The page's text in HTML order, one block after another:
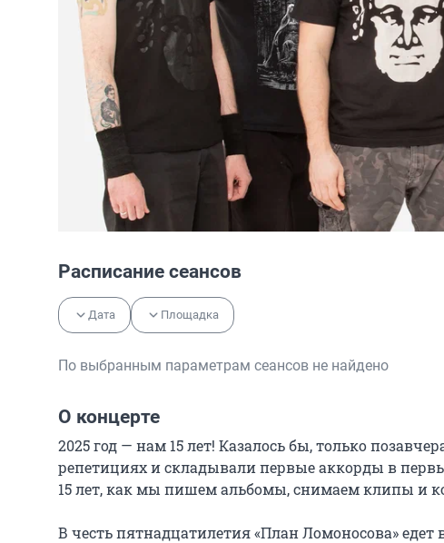
Расписание сеансов
Дата Площадка
По выбранным параметрам сеансов не найдено
О концерте
2025 год — нам 15 лет! Казалось бы, только
репетициях и складывали первые аккорды в
15 лет, как мы пишем альбомы, снимаем клипы и
В честь пятнадцатилетия «План Ломоносова»